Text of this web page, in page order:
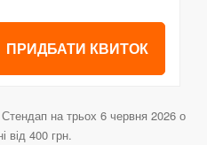
ПРИДБАТИ КВИТОК
на трьох 6 червня 2026 о
від 400 грн.